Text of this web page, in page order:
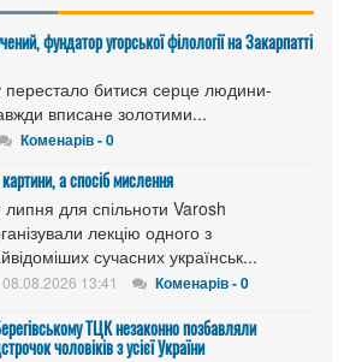
фундатор угорської філології на Закарпатті
битися серце людини-
вписане золотими...
Коменарів - 0
а спосіб мислення
липня для спільноти Varosh
лекцію одного з
сучасних українськ...
08.08.2026 13:41 Коменарів - 0
ТЦК незаконно позбавляли
чоловіків з усієї України